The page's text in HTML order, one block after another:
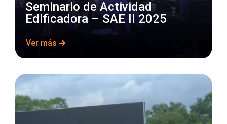
Seminario de Actividad
Edificadora – SAE II 2025
Ver más